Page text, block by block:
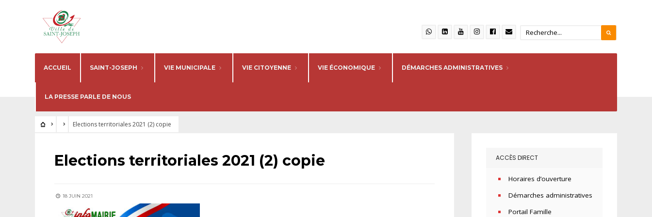
ACCUEIL SAINT-JOSEPH VIE MUNICIPALE VIE CITOYENNE VIE ÉCONOMIQUE DÉMARCHES ADMINISTRATIVES
LA PRESSE PARLE DE NOUS
Elections territoriales 2021 (2) copie
Elections territoriales 2021 (2) copie
18 JUIN 2021
ACCÈS DIRECT
Horaires d’ouverture
Démarches administratives
Portail Famille